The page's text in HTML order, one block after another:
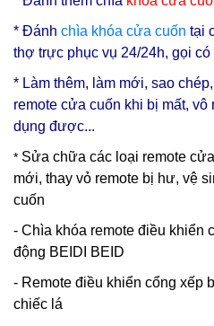
* Đánh chìa khóa cửa cuốn tại
thợ trực phục vụ 24/24h, gọi có
* Làm thêm, làm mới, sao
remote cửa cuốn khi bị mất,
dụng được...
* Sửa chữa các loại remote
mới, thay vỏ remote bị hư, vệ
cuốn
- Chìa khóa remote điều khiển
động BEIDI BEID
- Remote điều khiển cổng xếp
chiếc lá